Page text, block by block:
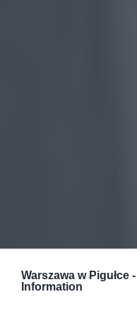
Warszawa w Pigułce -
Information